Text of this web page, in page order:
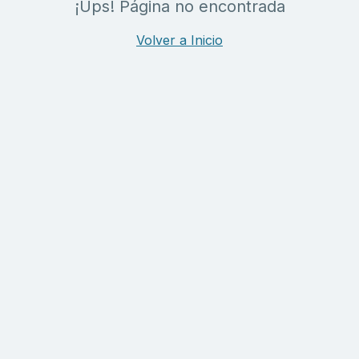
¡Ups! Página no encontrada
Volver a Inicio